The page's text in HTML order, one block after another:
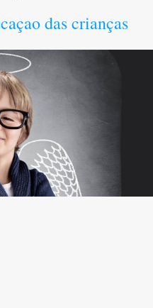
das crianças